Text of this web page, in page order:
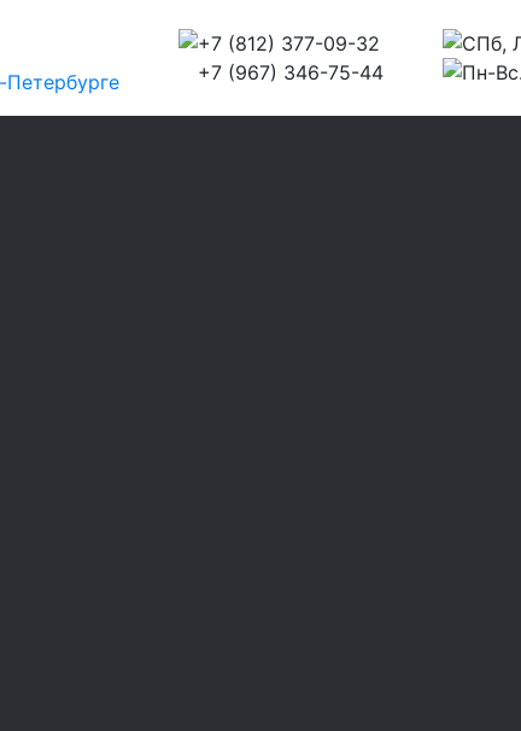
+7 (812) 377-09-32
+7 (967) 346-75-44
СПб,
Пн-